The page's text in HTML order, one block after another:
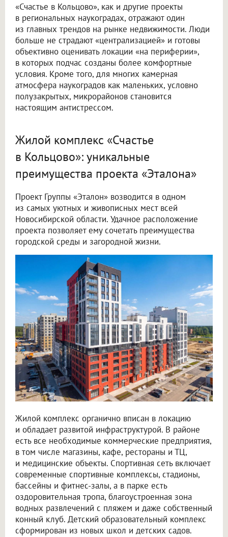
«Счастье в Кольцово», как и другие проекты
в региональных наукоградах, отражают один
из главных трендов на рынке недвижимости. Люди
больше не страдают «централизацией» и готовы
объективно оценивать локации «на периферии»,
в которых подчас созданы более комфортные
условия. Кроме того, для многих камерная
атмосфера наукоградов как маленьких, условно
полузакрытых, микрорайонов становится
настоящим антистрессом.
Жилой комплекс «Счастье
в Кольцово»: уникальные
преимущества проекта «Эталона»
Проект Группы «Эталон» возводится в одном
из самых уютных и живописных мест всей
Новосибирской области. Удачное расположение
проекта позволяет ему сочетать преимущества
городской среды и загородной жизни.
Жилой комплекс органично вписан в локацию
и обладает развитой инфраструктурой. В районе
есть все необходимые коммерческие предприятия,
в том числе магазины, кафе, рестораны и ТЦ,
и медицинские объекты. Спортивная сеть включает
современные спортивные комплексы, стадионы,
бассейны и фитнес-залы, а в парке есть
оздоровительная тропа, благоустроенная зона
водных развлечений с пляжем и даже собственный
конный клуб. Детский образовательный комплекс
сформирован из новых школ и детских садов.